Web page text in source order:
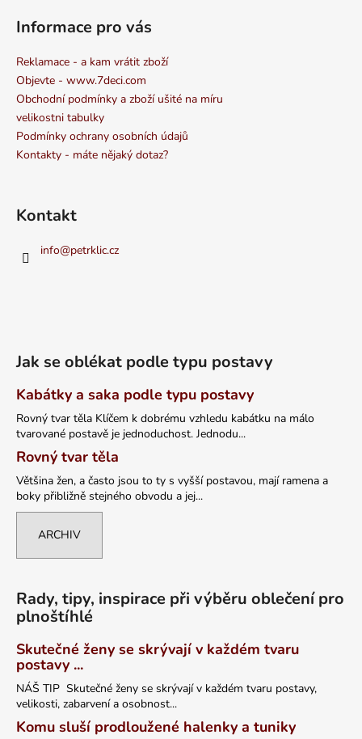
Informace pro vás
Reklamace - a kam vrátit zboží
Objevte - www.7deci.com
Obchodní podmínky a zboží ušité na míru
velikostni tabulky
Podmínky ochrany osobních údajů
Kontakty - máte nějaký dotaz?
Kontakt
info@petrklic.cz
Jak se oblékat podle typu postavy
Kabátky a saka podle typu postavy
Rovný tvar těla Klíčem k dobrému vzhledu kabátku na málo
tvarované postavě je jednoduchost. Jednodu...
Rovný tvar těla
Většina žen, a často jsou to ty s vyšší postavou, mají ramena a
boky přibližně stejného obvodu a jej...
ARCHIV
Rady, tipy, inspirace při výběru oblečení pro
plnoštíhlé
Skutečné ženy se skrývají v každém tvaru
postavy ...
NÁŠ TIP Skutečné ženy se skrývají v každém tvaru postavy,
velikosti, zabarvení a osobnost...
Komu sluší prodloužené halenky a tuniky